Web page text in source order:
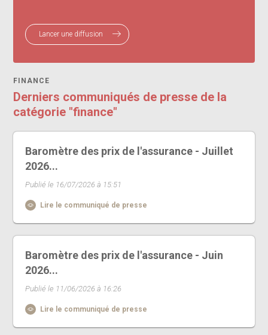
Lancer une diffusion
FINANCE
Derniers communiqués de presse de la
catégorie "finance"
Baromètre des prix de l'assurance - Juillet
2026...
Publié le 16/07/2026 à 15:51
Lire le communiqué de presse
Baromètre des prix de l'assurance - Juin
2026...
Publié le 11/06/2026 à 16:26
Lire le communiqué de presse